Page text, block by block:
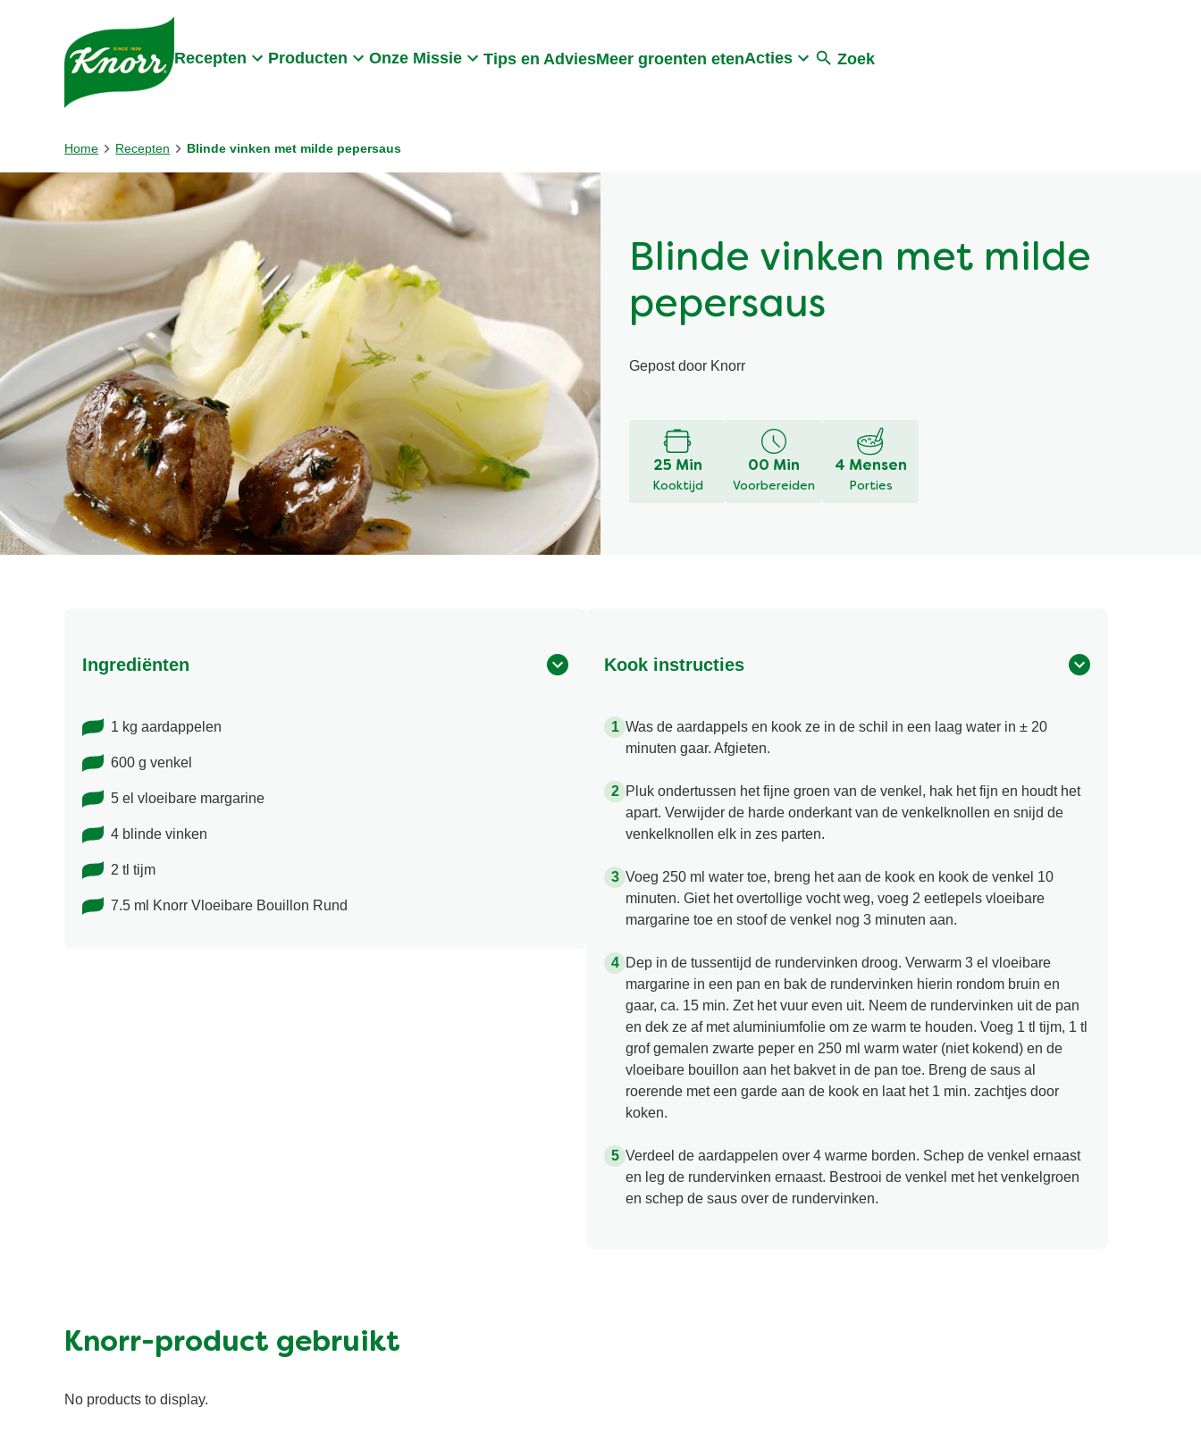
Skip to:
Recepten Producten Onze Missie Tips en AdviesMeer groenten etenActies Zoek
Home Recepten Blinde vinken met milde pepersaus
Blinde vinken met milde
pepersaus
Gepost door Knorr
25 Min
Kooktijd
00 Min
Voorbereiden
4 Mensen
Porties
Ingrediënten
1 kg aardappelen
600 g venkel
5 el vloeibare margarine
4 blinde vinken
2 tl tijm
7.5 ml Knorr Vloeibare Bouillon Rund
Kook instructies
Was de aardappels en kook ze in de schil in een laag water in ± 20
minuten gaar. Afgieten.
Pluk ondertussen het fijne groen van de venkel, hak het fijn en houdt het
apart. Verwijder de harde onderkant van de venkelknollen en snijd de
venkelknollen elk in zes parten.
Voeg 250 ml water toe, breng het aan de kook en kook de venkel 10
minuten. Giet het overtollige vocht weg, voeg 2 eetlepels vloeibare
margarine toe en stoof de venkel nog 3 minuten aan.
Dep in de tussentijd de rundervinken droog. Verwarm 3 el vloeibare
margarine in een pan en bak de rundervinken hierin rondom bruin en
gaar, ca. 15 min. Zet het vuur even uit. Neem de rundervinken uit de pan
en dek ze af met aluminiumfolie om ze warm te houden. Voeg 1 tl tijm, 1 tl
grof gemalen zwarte peper en 250 ml warm water (niet kokend) en de
vloeibare bouillon aan het bakvet in de pan toe. Breng de saus al
roerende met een garde aan de kook en laat het 1 min. zachtjes door
koken.
Verdeel de aardappelen over 4 warme borden. Schep de venkel ernaast
en leg de rundervinken ernaast. Bestrooi de venkel met het venkelgroen
en schep de saus over de rundervinken.
Knorr-product gebruikt
No products to display.